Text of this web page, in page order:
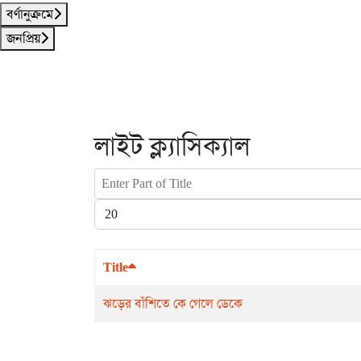
বর্ণানুক্রমে
জনপ্রিয়
লাইট ক্ল্যাসিক্যাল
Enter Part of Title
Display #
Title
ঝড়ের বাঁশিতে কে গেলে ডেকে